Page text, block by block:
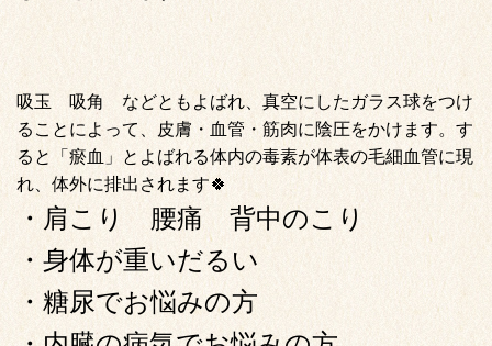
吸玉 吸角 などともよばれ、真空にしたガラス球をつけ
ることによって、皮膚・血管・筋肉に陰圧をかけます。す
ると「瘀血」とよばれる体内の毒素が体表の毛細血管に現
れ、体外に排出されます🍀
・肩こり 腰痛 背中のこり
・身体が重いだるい
・糖尿でお悩みの方